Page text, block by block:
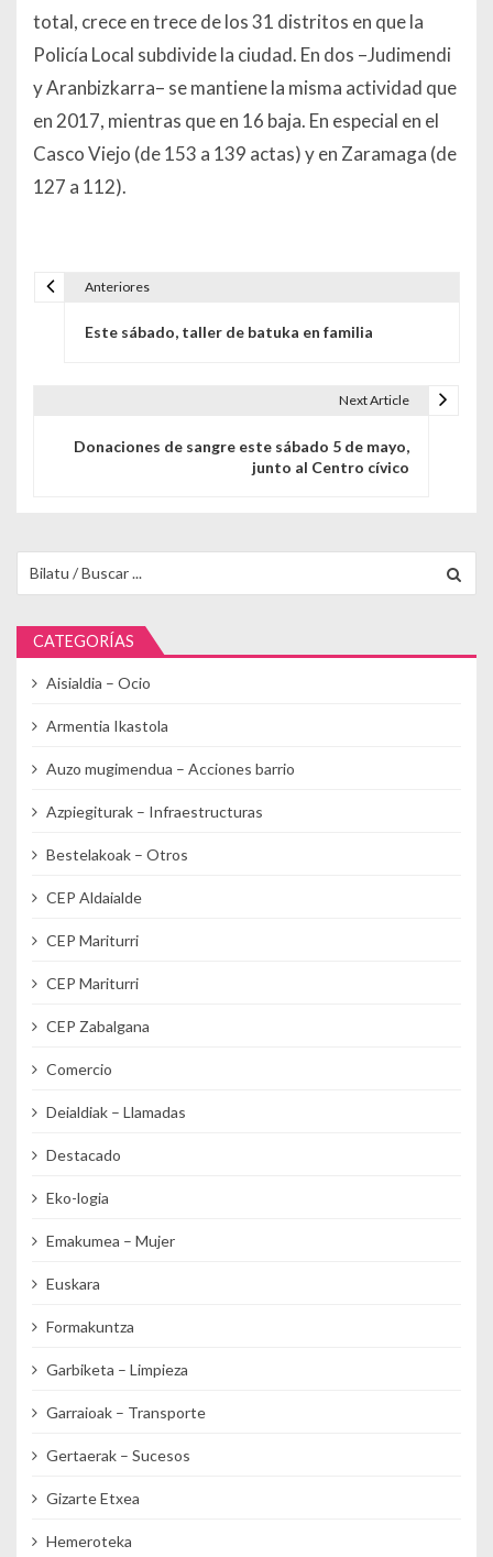
total, crece en trece de los 31 distritos en que la
Policía Local subdivide la ciudad. En dos –Judimendi
y Aranbizkarra– se mantiene la misma actividad que
en 2017, mientras que en 16 baja. En especial en el
Casco Viejo (de 153 a 139 actas) y en Zaramaga (de
127 a 112).
Anteriores
Este sábado, taller de batuka en familia
Next Article
Donaciones de sangre este sábado 5 de mayo,
junto al Centro cívico
CATEGORÍAS
Aisialdia – Ocio
Armentia Ikastola
Auzo mugimendua – Acciones barrio
Azpiegiturak – Infraestructuras
Bestelakoak – Otros
CEP Aldaialde
CEP Mariturri
CEP Mariturri
CEP Zabalgana
Comercio
Deialdiak – Llamadas
Destacado
Eko-logia
Emakumea – Mujer
Euskara
Formakuntza
Garbiketa – Limpieza
Garraioak – Transporte
Gertaerak – Sucesos
Gizarte Etxea
Hemeroteka